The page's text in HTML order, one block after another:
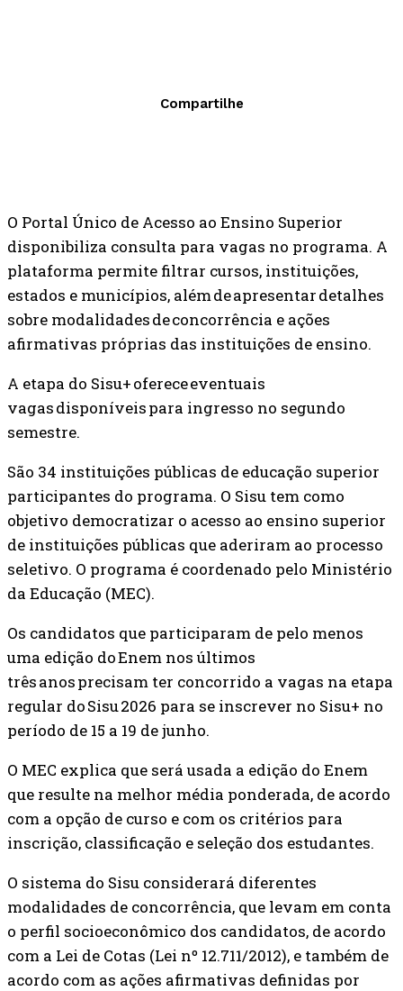
Compartilhe
O Portal Único de Acesso ao Ensino Superior
disponibiliza consulta para vagas no programa. A
plataforma permite filtrar cursos, instituições,
estados e municípios, além de apresentar detalhes
sobre modalidades de concorrência e ações
afirmativas próprias das instituições de ensino.
A etapa do Sisu+ oferece eventuais
vagas disponíveis para ingresso no segundo
semestre.
São 34 instituições públicas de educação superior
participantes do programa. O Sisu tem como
objetivo democratizar o acesso ao ensino superior
de instituições públicas que aderiram ao processo
seletivo. O programa é coordenado pelo Ministério
da Educação (MEC).
Os candidatos que participaram de pelo menos
uma edição do Enem nos últimos
três anos precisam ter concorrido a vagas na etapa
regular do Sisu 2026 para se inscrever no Sisu+ no
período de 15 a 19 de junho.
O MEC explica que será usada a edição do Enem
que resulte na melhor média ponderada, de acordo
com a opção de curso e com os critérios para
inscrição, classificação e seleção dos estudantes.
O sistema do Sisu considerará diferentes
modalidades de concorrência, que levam em conta
o perfil socioeconômico dos candidatos, de acordo
com a Lei de Cotas (Lei nº 12.711/2012), e também de
acordo com as ações afirmativas definidas por